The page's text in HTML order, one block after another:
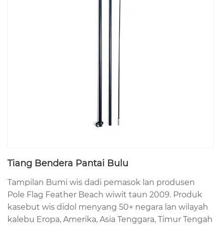
Tiang Bendera Pantai Bulu
Tampilan Bumi wis dadi pemasok lan produsen
Pole Flag Feather Beach wiwit taun 2009. Produk
kasebut wis didol menyang 50+ negara lan wilayah
kalebu Eropa, Amerika, Asia Tenggara, Timur Tengah